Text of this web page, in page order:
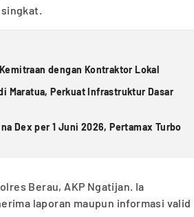
dengan Kontraktor Lokal
Maratua, Perkuat Infrastruktur Dasar
Dex per 1 Juni 2026, Pertamax Turbo
Berau, AKP Ngatijan. Ia
laporan maupun informasi valid